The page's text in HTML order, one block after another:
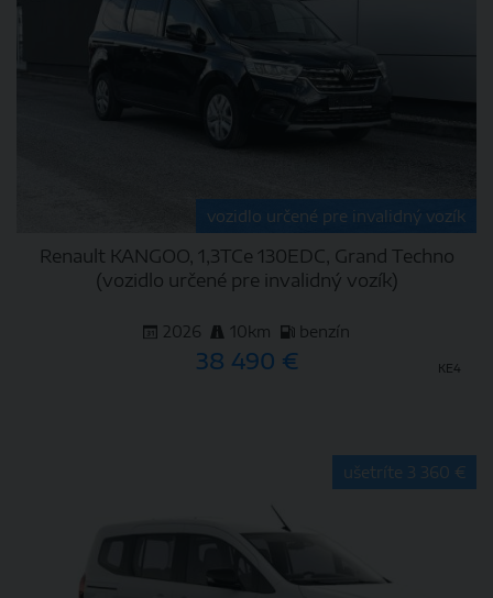
vozidlo určené pre invalidný vozík
Renault KANGOO, 1,3TCe 130EDC, Grand Techno
(vozidlo určené pre invalidný vozík)
2026 10km benzín
38 490 € KE4
ušetríte 3 360 €